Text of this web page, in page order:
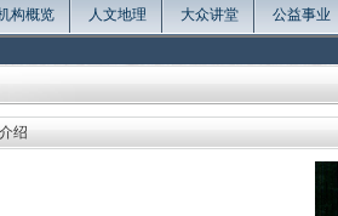
构概览
人文地理
大众讲堂
公益事业
绍